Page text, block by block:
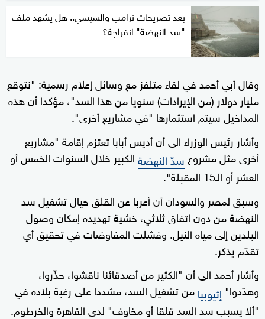
بعد تصريحات ترامب والسيسي.. هل يشهد ملف
"سد النهضة" انفراجة؟
وقال أبي أحمد في لقاء متلفز مع وسائل إعلام رسمية: "نتوقع
مليار دولار (من الإيرادات) سنويا من هذا السد"، مؤكدا أن هذه
المداخيل سيتم استثمارها "في مشاريع أخرى".
وأشار رئيس الوزراء الى أن أديس أبابا تعتزم إقامة "مشاريع
أخرى مثل مشروع سدّ النهضةالكبير خلال السنوات الخمس أو
العشر أو الـ15 المقبلة".
وسبق لمصر والسودان أن أعربا عن القلق حيال تشغيل سد
النهضة من دون اتفاق ثلاثي، خشية تهديده إمكان وصول
البلدين إلى مياه النيل. وفشلت المفاوضات في تحقيق أي
تقدّم يذكر.
وأشار أحمد الى أن "الكثير من أصدقائنا ناقشوا، حذّروا،
وهدّدوا" إثيوبيامن تشغيل السد، مشددا على رغبة بلاده في
"ألا يسبب سد السد قلقا أو مخاوف" لدى القاهرة والخرطوم.